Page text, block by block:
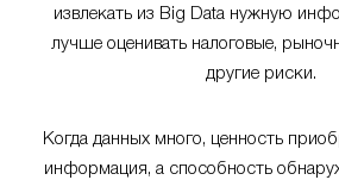
извлекать из Big Data нужную
лучше оценивать налоговые,
другие риски.
Когда данных много, ценность
информация, а способность